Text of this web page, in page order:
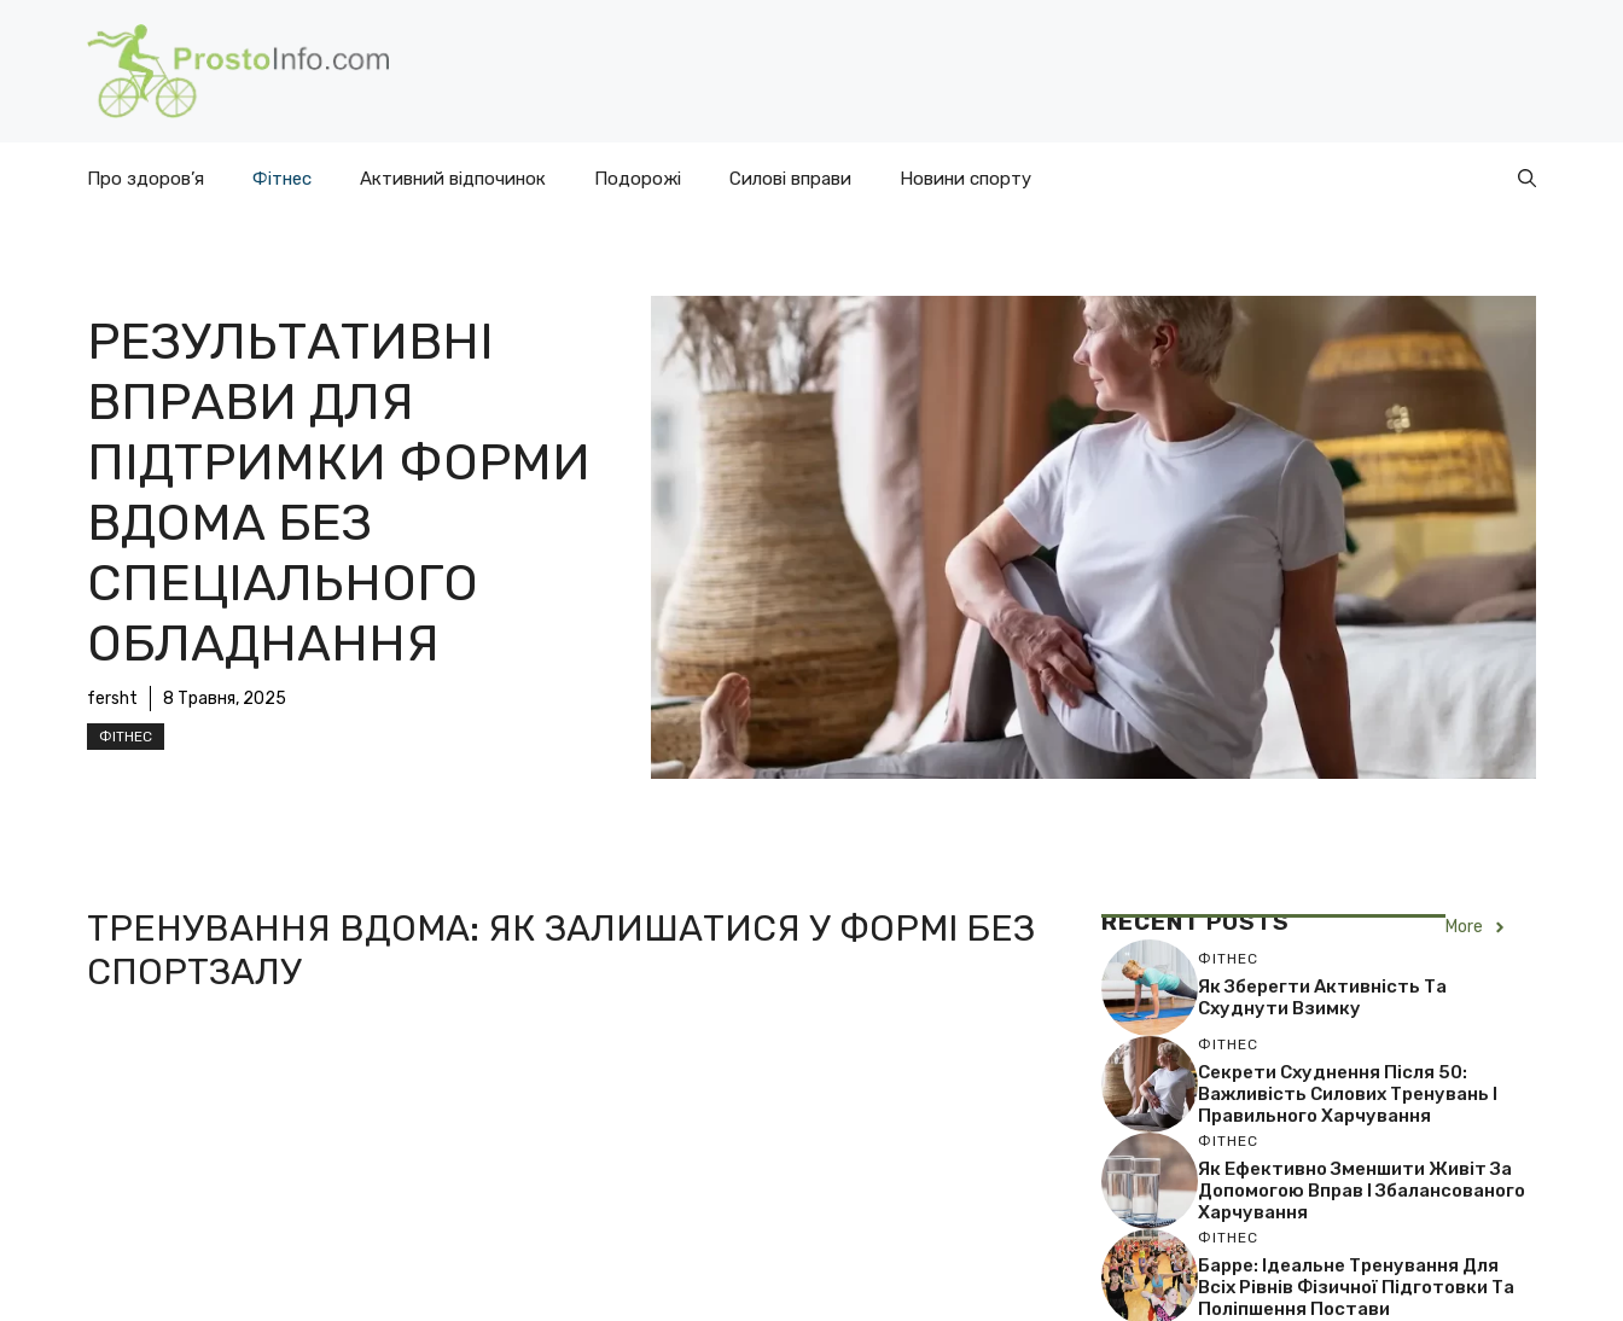
Про здоров’я Фітнес Активний відпочинок Подорожі Силові вправи Новини спорту
РЕЗУЛЬТАТИВНІ
ВПРАВИ ДЛЯ
ПІДТРИМКИ ФОРМИ
ВДОМА БЕЗ
СПЕЦІАЛЬНОГО
ОБЛАДНАННЯ
fersht 8 Травня, 2025
ФІТНЕС
ТРЕНУВАННЯ ВДОМА: ЯК ЗАЛИШАТИСЯ У ФОРМІ БЕЗ
СПОРТЗАЛУ
RECENTPOSTS More
ФІТНЕС
Як Зберегти Активність Та
Схуднути Взимку
ФІТНЕС
Секрети Схуднення Після 50:
Важливість Силових Тренувань І
Правильного Харчування
ФІТНЕС
Як Ефективно Зменшити Живіт За
Допомогою Вправ І Збалансованого
Харчування
ФІТНЕС
Барре: Ідеальне Тренування Для
Всіх Рівнів Фізичної Підготовки Та
Поліпшення Постави